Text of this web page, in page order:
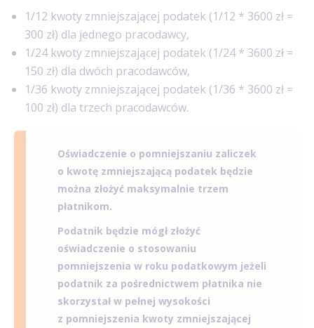
1/12 kwoty zmniejszającej podatek (1/12 * 3600 zł =
300 zł) dla jednego pracodawcy,
1/24 kwoty zmniejszającej podatek (1/24 * 3600 zł =
150 zł) dla dwóch pracodawców,
1/36 kwoty zmniejszającej podatek (1/36 * 3600 zł =
100 zł) dla trzech pracodawców.
Oświadczenie o pomniejszaniu zaliczek
o kwotę zmniejszającą podatek będzie
można złożyć maksymalnie trzem
płatnikom.
Podatnik będzie mógł złożyć
oświadczenie o stosowaniu
pomniejszenia w roku podatkowym jeżeli
podatnik za pośrednictwem płatnika nie
skorzystał w pełnej wysokości
z pomniejszenia kwoty zmniejszającej